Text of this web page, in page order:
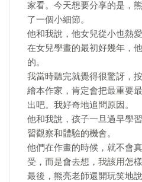
家看。今天想要分享的是，
了一個小細節。
他和我說，他女兒從小也熱
在女兒學畫的最初好幾年，
的。
我當時聽完就覺得很驚訝，
繪本作家，肯定會把最重要
出吧。我好奇地追問原因。
他和我說，孩子一旦過早學
習觀察和體驗的機會。
他們在作畫的時候，就不會
受，而是會去想，我該用怎
最後，熊亮老師還開玩笑地